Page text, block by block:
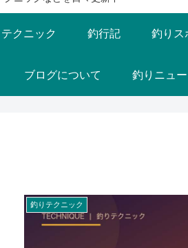
クニック 釣行記 釣りス
ブログについて 釣りニュ
釣りテクニック